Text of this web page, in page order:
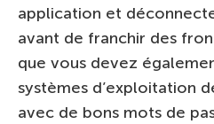
application et
avant de franchir des
que vous devez
systèmes d’exploitation
avec de bons mots de